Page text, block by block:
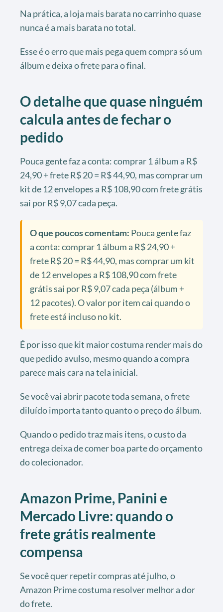
Na prática, a loja mais barata no carrinho quase
nunca é a mais barata no total.
Esse é o erro que mais pega quem compra só um
álbum e deixa o frete para o final.
O detalhe que quase ninguém
calcula antes de fechar o
pedido
Pouca gente faz a conta: comprar 1 álbum a R$
24,90 + frete R$ 20 = R$ 44,90, mas comprar um
kit de 12 envelopes a R$ 108,90 com frete grátis
sai por R$ 9,07 cada peça.
O que poucos comentam: Pouca gente faz
a conta: comprar 1 álbum a R$ 24,90 +
frete R$ 20 = R$ 44,90, mas comprar um kit
de 12 envelopes a R$ 108,90 com frete
grátis sai por R$ 9,07 cada peça (álbum +
12 pacotes). O valor por item cai quando o
frete está incluso no kit.
É por isso que kit maior costuma render mais do
que pedido avulso, mesmo quando a compra
parece mais cara na tela inicial.
Se você vai abrir pacote toda semana, o frete
diluído importa tanto quanto o preço do álbum.
Quando o pedido traz mais itens, o custo da
entrega deixa de comer boa parte do orçamento
do colecionador.
Amazon Prime, Panini e
Mercado Livre: quando o
frete grátis realmente
compensa
Se você quer repetir compras até julho, o
Amazon Prime costuma resolver melhor a dor
do frete.